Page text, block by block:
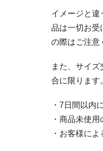
イメージと違
品は一切お受
の際はご注意
また、サイ
合に限ります
・7日間以内
・商品未使用
・お客様に